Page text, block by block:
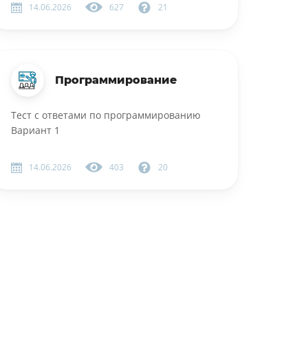
14.06.2026 627 21
Программирование
Тест с ответами по программированию
Вариант 1
14.06.2026 403 20